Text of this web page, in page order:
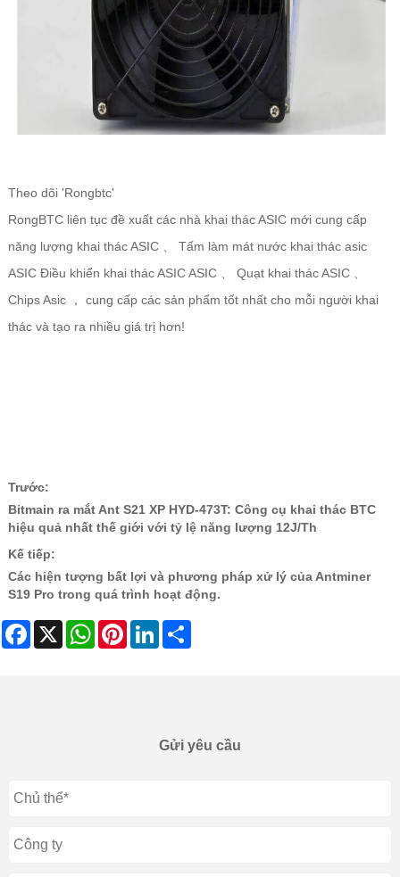
Theo dõi 'Rongbtc'
RongBTC liên tục đề xuất các nhà khai thác ASIC mới cung cấp
năng lượng khai thác ASIC 、 Tấm làm mát nước khai thác asic
ASIC Điều khiển khai thác ASIC ASIC 、 Quạt khai thác ASIC 、
Chips Asic ， cung cấp các sản phẩm tốt nhất cho mỗi người khai
thác và tạo ra nhiều giá trị hơn!
Trước:
Bitmain ra mắt Ant S21 XP HYD-473T: Công cụ khai thác BTC
hiệu quả nhất thế giới với tỷ lệ năng lượng 12J/Th
Kế tiếp:
Các hiện tượng bất lợi và phương pháp xử lý của Antminer
S19 Pro trong quá trình hoạt động.
Facebook
X WhatsAppPinterestLinkedIn
Gửi yêu cầu